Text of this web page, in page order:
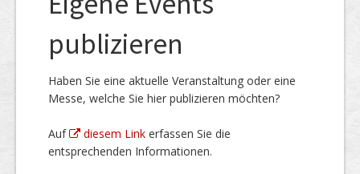
publizieren
Haben Sie eine aktuelle Veranstaltung oder eine
Messe, welche Sie hier publizieren möchten?
Auf diesem Link erfassen Sie die
entsprechenden Informationen.